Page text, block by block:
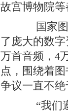
故宫博物院等
国家图
了庞大的数
万首音频，4
点，围绕着
争议一直不绝
“我们遵